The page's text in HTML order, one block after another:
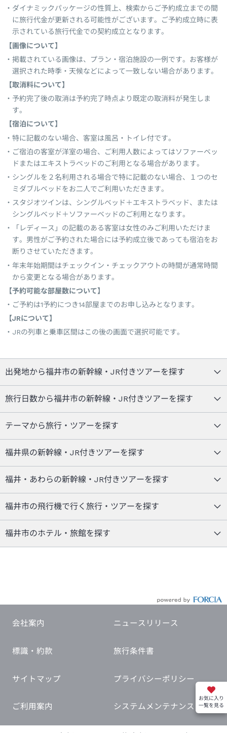
ダイナミックパッケージの性質上、検索からご予約成立までの間
に旅行代金が更新される可能性がございます。ご予約成立時に表
示されている旅行代金での契約成立となります。
【画像について】
掲載されている画像は、プラン・宿泊施設の一例です。お客様が
選択された時季・天候などによって一致しない場合があります。
【取消料について】
予約完了後の取消は予約完了時点より既定の取消料が発生しま
す。
【宿泊について】
特に記載のない場合、客室は風呂・トイレ付です。
ご宿泊の客室が洋室の場合、ご利用人数によってはソファーベッ
ドまたはエキストラベッドのご利用となる場合があります。
シングルを２名利用される場合で特に記載のない場合、１つのセ
ミダブルベッドをお二人でご利用いただきます。
スタジオツインは、シングルベッド＋エキストラベッド、または
シングルベッド＋ソファーベッドのご利用となります。
「レディース」の記載のある客室は女性のみご利用いただけま
す。男性がご予約された場合には予約成立後であっても宿泊をお
断りさせていただきます。
年末年始期間はチェックイン・チェックアウトの時間が通常時間
から変更となる場合があります。
【予約可能な部屋数について】
ご予約は1予約につき14部屋までのお申し込みとなります。
【JRについて】
JRの列車と乗車区間はこの後の画面で選択可能です。
お気に入り
一覧を見る
出発地から福井市の新幹線・JR付きツアーを探す
旅行日数から福井市の新幹線・JR付きツアーを探す
テーマから旅行・ツアーを探す
福井県の新幹線・JR付きツアーを探す
福井・あわらの新幹線・JR付きツアーを探す
福井市の飛行機で行く旅行・ツアーを探す
福井市のホテル・旅館を探す
会社案内 ニュースリリース
標識・約款 旅行条件書
サイトマップ プライバシーポリシー
ご利用案内 システムメンテナンス